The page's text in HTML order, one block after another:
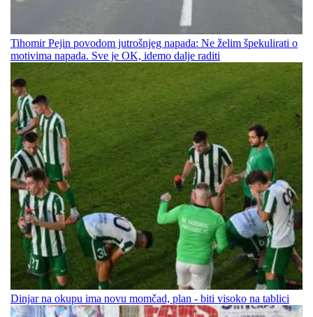
Tihomir Pejin povodom jutrošnjeg napada: Ne želim špekulirati o
motivima napada. Sve je OK, idemo dalje raditi
Dinjar na okupu ima novu momčad, plan - biti visoko na tablici